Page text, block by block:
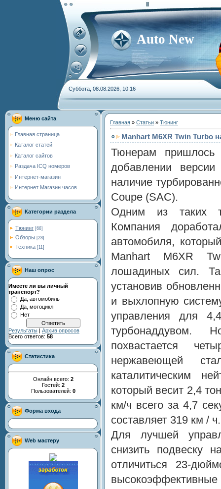
Auto New
Суббота, 08.08.2026, 10:16
Меню сайта
Главная страница
Каталог статей
Каталог сайтов
Раздача ICQ номеров
Интернет-магазин
Интернет Магазин часов
Категории раздела
Тюнинг [68]
Обзоры [28]
Техника [11]
Наш опрос
Имеете ли вы личный
транспорт?
Да, автомобиль
Да, мотоцикл
Нет
Результаты | Архив опросов
Всего ответов: 58
Статистика
Онлайн всего: 2
Гостей: 2
Пользователей: 0
Форма входа
Web мастеру
Главная » Статьи » Тюнинг
Manhart M6XR Twin Turbo
Тюнерам
добавлении
наличие
Coupe (SAC).
Одним из таких
Компания
автомобиля,
Manhart M6XR
лошадиных сил.
установив
и выхлопную
управления для
турбонаддувом.
похвастается
нержавеющей
каталитическим
который весит 2,4
км/ч всего за 4,7
составляет 319 км / ч.
Для лучшей
снизить подвеску
отличиться 23-